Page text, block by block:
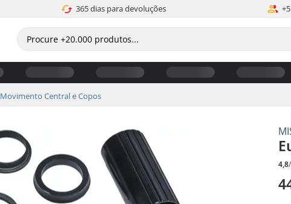
365 dias para devoluções
Movimento Central e Copos
4,8